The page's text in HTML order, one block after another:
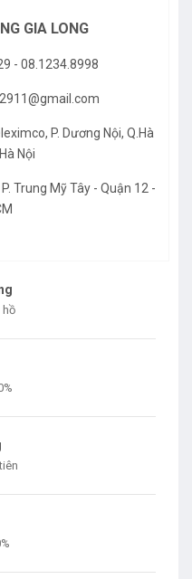
GIA LONG
- 08.1234.8998
P. Dương Nội, Q.Hà
Nội
Trung Mỹ Tây - Quận 12 -
hồ